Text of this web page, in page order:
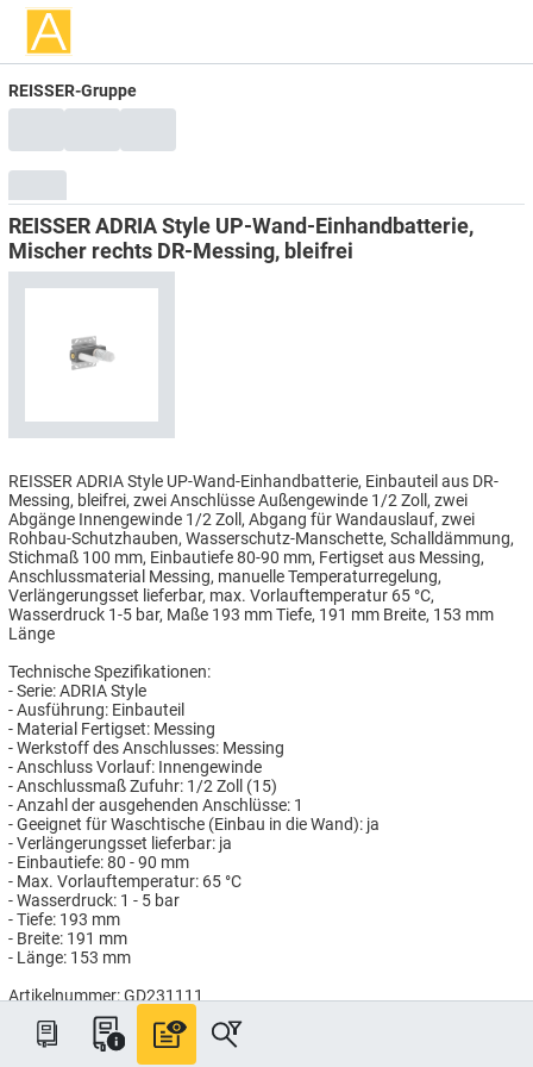
REISSER-Gruppe
REISSER ADRIA Style UP-Wand-Einhandbatterie,
Mischer rechts DR-Messing, bleifrei
REISSER ADRIA Style UP-Wand-Einhandbatterie, Einbauteil aus DR-
Messing, bleifrei, zwei Anschlüsse Außengewinde 1/2 Zoll, zwei
Abgänge Innengewinde 1/2 Zoll, Abgang für Wandauslauf, zwei
Rohbau-Schutzhauben, Wasserschutz-Manschette, Schalldämmung,
Stichmaß 100 mm, Einbautiefe 80-90 mm, Fertigset aus Messing,
Anschlussmaterial Messing, manuelle Temperaturregelung,
Verlängerungsset lieferbar, max. Vorlauftemperatur 65 °C,
Wasserdruck 1-5 bar, Maße 193 mm Tiefe, 191 mm Breite, 153 mm
Länge
Technische Spezifikationen:
- Serie: ADRIA Style
- Ausführung: Einbauteil
- Material Fertigset: Messing
- Werkstoff des Anschlusses: Messing
- Anschluss Vorlauf: Innengewinde
- Anschlussmaß Zufuhr: 1/2 Zoll (15)
- Anzahl der ausgehenden Anschlüsse: 1
- Geeignet für Waschtische (Einbau in die Wand): ja
- Verlängerungsset lieferbar: ja
- Einbautiefe: 80 - 90 mm
- Max. Vorlauftemperatur: 65 °C
- Wasserdruck: 1 - 5 bar
- Tiefe: 193 mm
- Breite: 191 mm
- Länge: 153 mm
Artikelnummer: GD231111